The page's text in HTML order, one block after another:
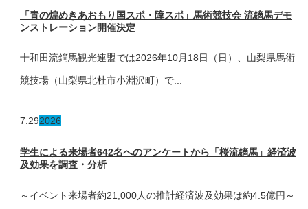
「青の煌めきあおもり国スポ・障スポ」馬術競技会 流鏑馬デモ
ンストレーション開催決定
十和田流鏑馬観光連盟では2026年10月18日（日）、山梨県馬術
競技場（山梨県北杜市小淵沢町）で...
7.292026
学生による来場者642名へのアンケートから「桜流鏑馬」経済波
及効果を調査・分析
～イベント来場者約21,000人の推計経済波及効果は約4.5億円～